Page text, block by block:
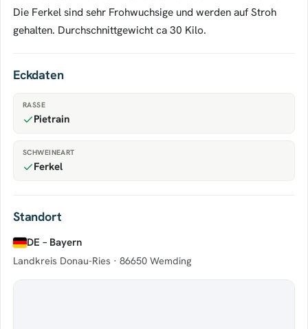
Die Ferkel sind sehr Frohwuchsige und werden auf Stroh
gehalten. Durchschnittgewicht ca 30 Kilo.
Eckdaten
RASSE
Pietrain
SCHWEINEART
Ferkel
Standort
DE – Bayern
Landkreis Donau-Ries · 86650 Wemding